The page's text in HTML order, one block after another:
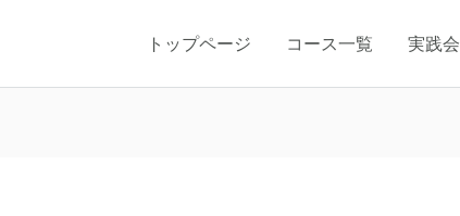
トップページ コース一覧 実践会